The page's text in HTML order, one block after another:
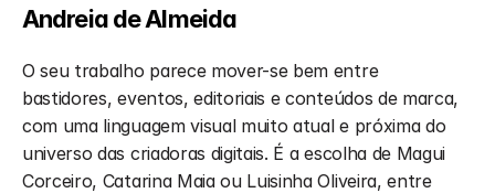
Andreia de Almeida
O seu trabalho parece mover-se bem entre
bastidores, eventos, editoriais e conteúdos de marca,
com uma linguagem visual muito atual e próxima do
universo das criadoras digitais. É a escolha de Magui
Corceiro, Catarina Maia ou Luisinha Oliveira, entre